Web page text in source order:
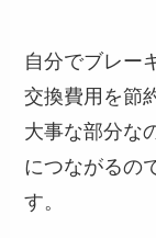
自分でブレー
交換費用を節
大事な部分な
につながるの
す。